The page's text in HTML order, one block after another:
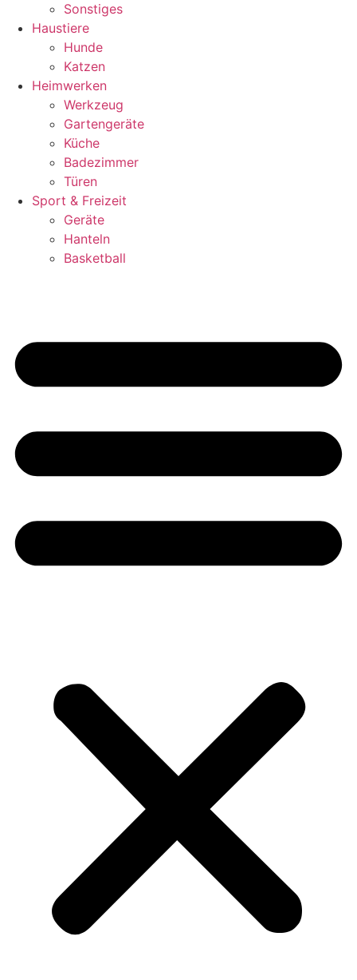
Sonstiges
Haustiere
Hunde
Katzen
Heimwerken
Werkzeug
Gartengeräte
Küche
Badezimmer
Türen
Sport & Freizeit
Geräte
Hanteln
Basketball